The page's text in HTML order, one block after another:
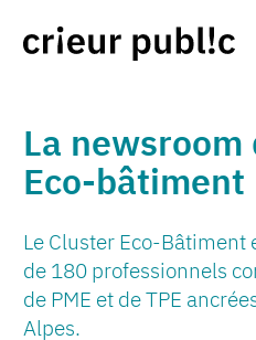
La
Eco-bâtiment
Le Cluster Eco-Bâtiment
de 180 professionnels
de PME et de TPE
Alpes.